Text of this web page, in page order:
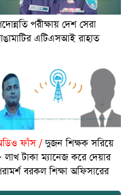
পরীক্ষায় দেশ সেরা
এটিএসআই রাহাত
ফাঁস /দুজন শিক্ষক সরিয়ে
লাখ টাকা ম্যানেজ করে দেয়ার
বরকল শিক্ষা অফিসারের